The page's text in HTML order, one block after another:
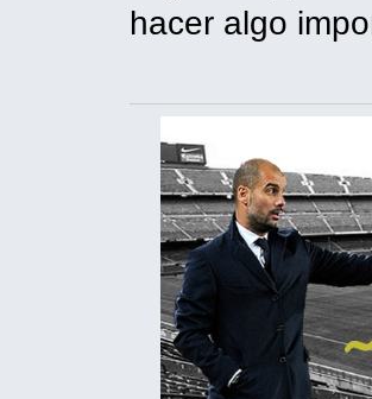
hacer algo